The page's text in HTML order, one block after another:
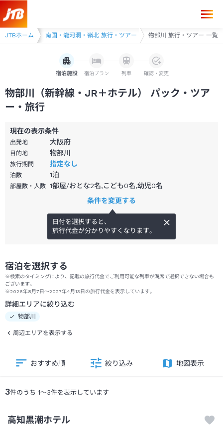
JTBホーム
行・ツアー 南国・龍河洞・嶺北 旅行・ツアー 物部川 旅行・ツアー 一覧
宿泊施設 宿泊プラン 列車 確認・変更
物部川（新幹線・JR＋ホテル） パック・ツア
ー・旅行
現在の表示条件
出発地 大阪府
目的地 物部川
旅行期間 指定なし
泊数 1泊
部屋数・人数 1部屋/おとな2名,こども0名,幼児0名
条件を変更する
日付を選択すると、
旅行代金が分かりやすくなります。
宿泊を選択する
※検索のタイミングにより、記載の旅行代金でご利用可能な列車が満席で選択できない場合も
ございます。
※2026年8月7日～2027年4月13日の旅行代金を表示しています。
詳細エリアに絞り込む
物部川
周辺エリアを表示する
3件のうち 1～3件を表示しています
おすすめ順 絞り込み 地図表示
高知黒潮ホテル